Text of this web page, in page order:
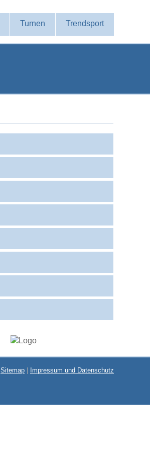
Turnen Trendsport
Sitemap Impressum und Datenschutz